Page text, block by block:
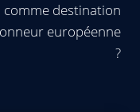
comme destination
européenne
?